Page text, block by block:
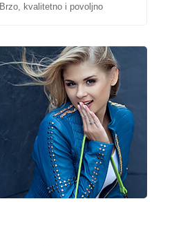
Brzo, kvalitetno i povoljno